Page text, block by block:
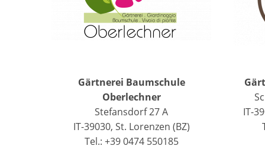
Gärtnerei Baumschule
Oberlechner
Stefansdorf 27 A
IT-39030, St. Lorenzen (BZ)
Tel.: +39 0474 550185
IT-